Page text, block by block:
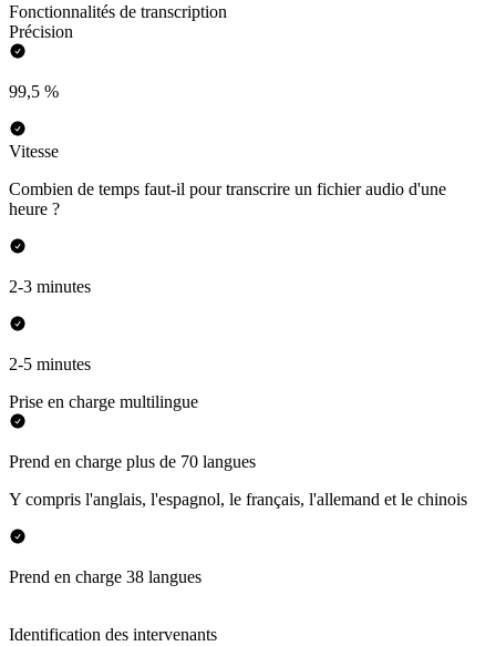
Fonctionnalités de transcription
Précision
99,5 %
Vitesse
Combien de temps faut-il pour transcrire un fichier audio d'une
heure ?
2-3 minutes
2-5 minutes
Prise en charge multilingue
Prend en charge plus de 70 langues
Y compris l'anglais, l'espagnol, le français, l'allemand et le chinois
Prend en charge 38 langues
Identification des intervenants